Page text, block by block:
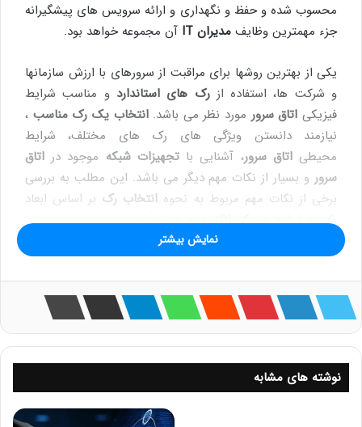
محسوب شده و حفظ و نگهداری و ارائه سرویس های پیشگیرانه
جزء مهمترین وظایف مدیران IT آن مجموعه خواهد بود.
یکی از بهترین روشها برای مراقبت از سرورهای با ارزش سازمانها
و شرکت ها، استفاده ازرک های استاندارد و مناسب شرایط
فیزیکی اتاق سرورمورد نظر می باشد.انتخاب یک رک مناسب ،
نیازمند دانستن ویژگی های رک های مختلف، شرایط
محیطیاتاق سرور، آشنایی باتجهیزات شبکه موجود در اتاق
سرور و بسیار از نکات مهم دیگر می باشد. این مطلب به بررسی
برخی از نکات مهم مربوط به نحوه انتخاب رک بر اساس ابعاد
رک و شرایط فیزیکیاتاق سرورمی پردازد.
1- همیشه قبل از خرید رک، بزرگترینتجهیزات شبکهموجود
دراتاق سروررا از لحاظ ابعاد شناسایی کنید. به عنوان نمونه چند
روز پیش از مدیر
ITشرکتی که قصد تعویض
رک ایستاده عمق
80 خود را با یکرک ایستاده عمق 100
داشت، پرسیدم که چرا
قصد انجام این کار را دارد با وجود اینکه به تازگیرکخود را
تهیه کرده است. در جواب گفت که هنگامخرید رک،ابعاد
سرورhp خود را در نظر نگرفتم و زمانی که قصدنصب سرور در
کیس سروراز درعقب رک بیرون می زد و
نمایش بیشتر
نوشته های مشابه